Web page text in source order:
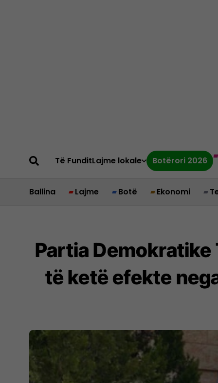
Të FunditLajme lokale Botërori 2026
Ballina Lajme Botë Ekonomi
Partia Demokratike
të ketë efekte